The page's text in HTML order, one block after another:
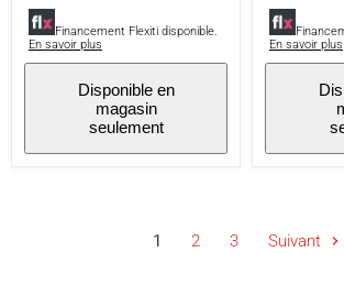
Financement Flexiti disponible.
En savoir plus
Disponible en
magasin
seulement
En savoir plus
1 2 3 Suivant